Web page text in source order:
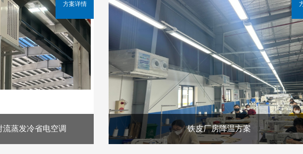
蒸发冷省电空调
方案详情
铁皮厂房降温方案